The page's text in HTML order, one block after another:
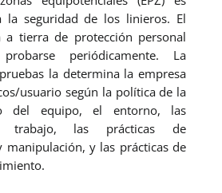
la seguridad de los linieros. El
a tierra de protección personal
periódicamente. La
la determina la empresa
usuario según la política de la
del equipo, el entorno, las
trabajo, las prácticas de
manipulación, y las prácticas de